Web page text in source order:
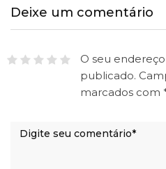
Deixe um comentário
O seu
publicado.
marcados com